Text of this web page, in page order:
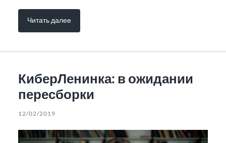
Читать далее
КиберЛенинка: в ожидании
пересборки
12/02/2019